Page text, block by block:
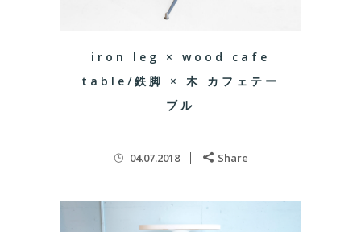
iron leg × wood cafe
table/鉄脚 × 木 カフェテー
ブル
04.07.2018 Share